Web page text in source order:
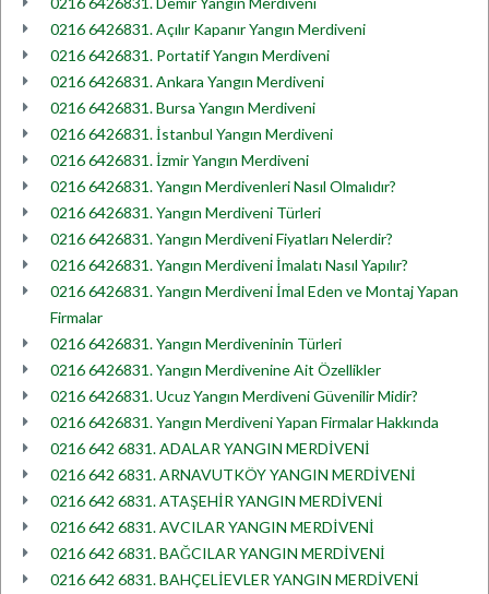
0216 6426831. Açılır Kapanır Yangın Merdiveni
0216 6426831. Portatif Yangın Merdiveni
0216 6426831. Ankara Yangın Merdiveni
0216 6426831. Bursa Yangın Merdiveni
0216 6426831. İstanbul Yangın Merdiveni
0216 6426831. İzmir Yangın Merdiveni
0216 6426831. Yangın Merdivenleri Nasıl Olmalıdır?
0216 6426831. Yangın Merdiveni Türleri
0216 6426831. Yangın Merdiveni Fiyatları Nelerdir?
0216 6426831. Yangın Merdiveni İmalatı Nasıl Yapılır?
0216 6426831. Yangın Merdiveni İmal Eden ve Montaj Yapan
Firmalar
0216 6426831. Yangın Merdiveninin Türleri
0216 6426831. Yangın Merdivenine Ait Özellikler
0216 6426831. Ucuz Yangın Merdiveni Güvenilir Midir?
0216 6426831. Yangın Merdiveni Yapan Firmalar Hakkında
0216 642 6831. ADALAR YANGIN MERDİVENİ
0216 642 6831. ARNAVUTKÖY YANGIN MERDİVENİ
0216 642 6831. ATAŞEHİR YANGIN MERDİVENİ
0216 642 6831. AVCILAR YANGIN MERDİVENİ
0216 642 6831. BAĞCILAR YANGIN MERDİVENİ
0216 642 6831. BAHÇELİEVLER YANGIN MERDİVENİ